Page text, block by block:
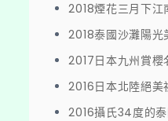
2018煙花三月下江
2018泰國沙灘陽光
2017日本九州賞櫻
2016日本北陸絕美
2016攝氏34度的